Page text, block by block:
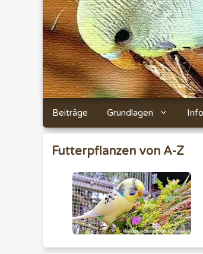
Beiträge Grundlagen
Futterpflanzen von A-Z